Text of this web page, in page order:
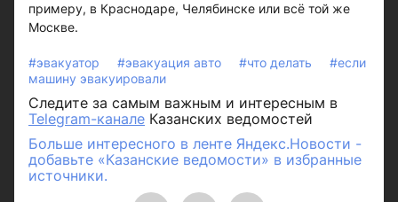
примеру, в Краснодаре, Челябинске или всё той же
Москве.
#эвакуатор #эвакуация авто #что делать
#если
машину эвакуировали
Следите за самым важным и интересным в
Telegram-канале Казанских ведомостей
Больше интересного в ленте Яндекс.Новости -
добавьте «Казанские ведомости» в избранные
источники.